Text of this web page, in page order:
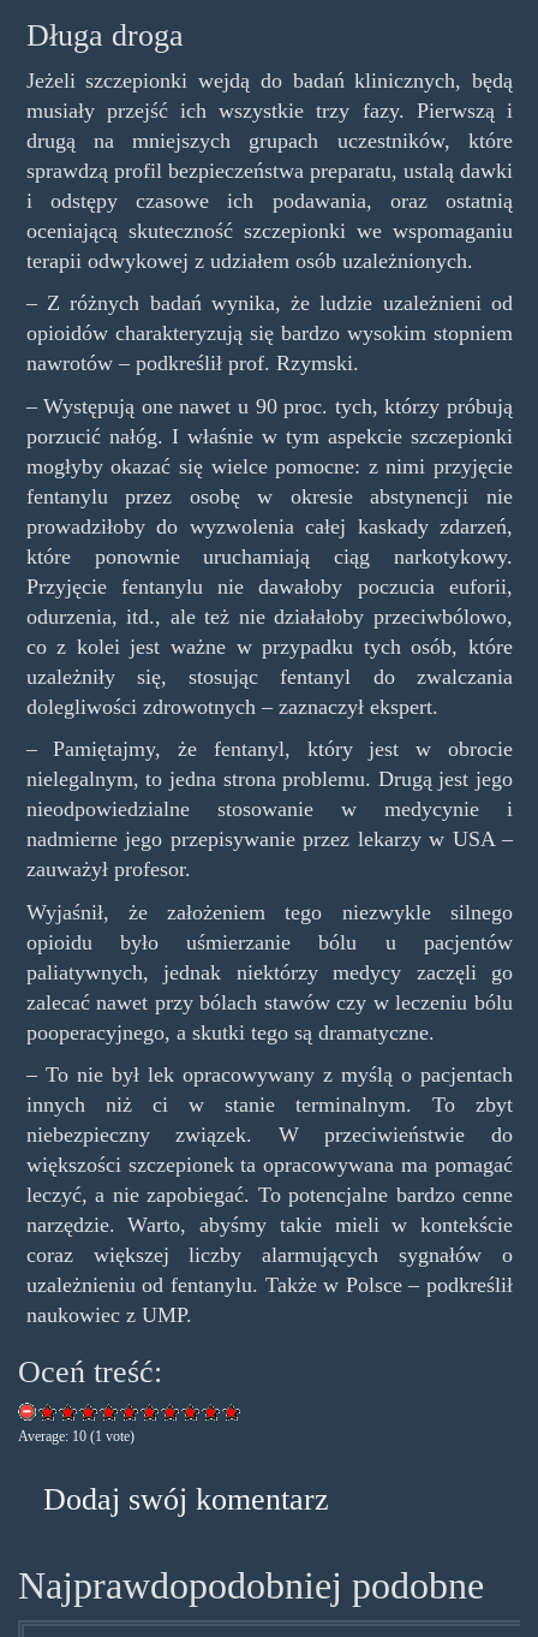
Długa droga
Jeżeli szczepionki wejdą do badań klinicznych, będą
musiały przejść ich wszystkie trzy fazy. Pierwszą i
drugą na mniejszych grupach uczestników, które
sprawdzą profil bezpieczeństwa preparatu, ustalą dawki
i odstępy czasowe ich podawania, oraz ostatnią
oceniającą skuteczność szczepionki we wspomaganiu
terapii odwykowej z udziałem osób uzależnionych.
– Z różnych badań wynika, że ludzie uzależnieni od
opioidów charakteryzują się bardzo wysokim stopniem
nawrotów – podkreślił prof. Rzymski.
– Występują one nawet u 90 proc. tych, którzy próbują
porzucić nałóg. I właśnie w tym aspekcie szczepionki
mogłyby okazać się wielce pomocne: z nimi przyjęcie
fentanylu przez osobę w okresie abstynencji nie
prowadziłoby do wyzwolenia całej kaskady zdarzeń,
które ponownie uruchamiają ciąg narkotykowy.
Przyjęcie fentanylu nie dawałoby poczucia euforii,
odurzenia, itd., ale też nie działałoby przeciwbólowo,
co z kolei jest ważne w przypadku tych osób, które
uzależniły się, stosując fentanyl do zwalczania
dolegliwości zdrowotnych – zaznaczył ekspert.
– Pamiętajmy, że fentanyl, który jest w obrocie
nielegalnym, to jedna strona problemu. Drugą jest jego
nieodpowiedzialne stosowanie w medycynie i
nadmierne jego przepisywanie przez lekarzy w USA –
zauważył profesor.
Wyjaśnił, że założeniem tego niezwykle silnego
opioidu było uśmierzanie bólu u pacjentów
paliatywnych, jednak niektórzy medycy zaczęli go
zalecać nawet przy bólach stawów czy w leczeniu bólu
pooperacyjnego, a skutki tego są dramatyczne.
– To nie był lek opracowywany z myślą o pacjentach
innych niż ci w stanie terminalnym. To zbyt
niebezpieczny związek. W przeciwieństwie do
większości szczepionek ta opracowywana ma pomagać
leczyć, a nie zapobiegać. To potencjalne bardzo cenne
narzędzie. Warto, abyśmy takie mieli w kontekście
coraz większej liczby alarmujących sygnałów o
uzależnieniu od fentanylu. Także w Polsce – podkreślił
naukowiec z UMP.
Oceń treść:
Average: 10 (1 vote)
Dodaj swój komentarz
Najprawdopodobniej podobne